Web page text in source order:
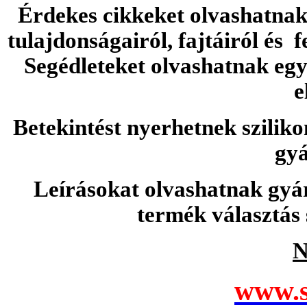
Érdekes cikkeket
tulajdonságairól, fajtáiról és
Segédleteket olvashatnak
Betekintést nyerhetnek
Leírásokat olvashatnak
termék